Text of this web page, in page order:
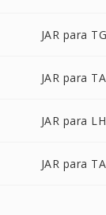
JAR para
JAR para
JAR para
JAR para